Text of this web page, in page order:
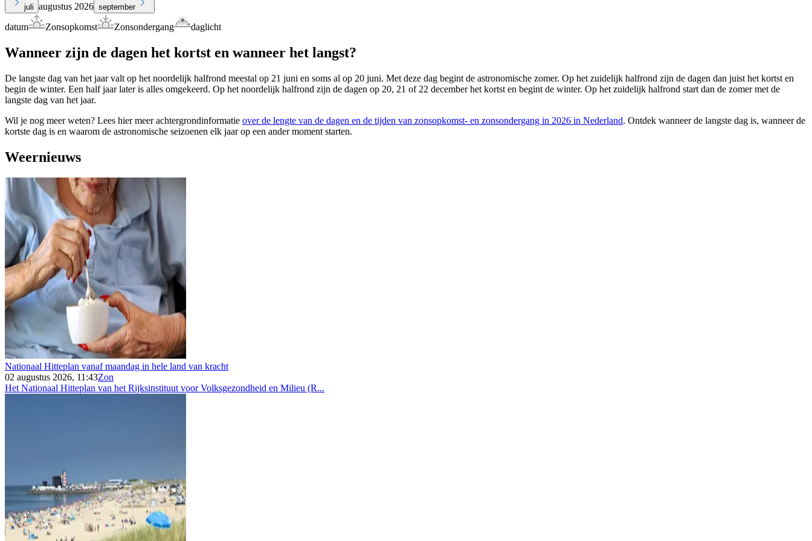
juli augustus 2026 september
datum Zonsopkomst Zonsondergang daglicht
Wanneer zijn de dagen het kortst en wanneer het langst?
De langste dag van het jaar valt op het noordelijk halfrond meestal op 21 juni en soms al op 20 juni. Met deze dag begint de astronomische zomer. Op het zuidelijk halfrond zijn de dagen dan juist het kortst en
begin de winter. Een half jaar later is alles omgekeerd. Op het noordelijk halfrond zijn de dagen op 20, 21 of 22 december het kortst en begint de winter. Op het zuidelijk halfrond start dan de zomer met de
langste dag van het jaar.
Wil je nog meer weten? Lees hier meer achtergrondinformatie over de lengte van de dagen en de tijden van zonsopkomst- en zonsondergang in 2026 in Nederland. Ontdek wanneer de langste dag is, wanneer de
kortste dag is en waarom de astronomische seizoenen elk jaar op een ander moment starten.
Weernieuws
Nationaal Hitteplan vanaf maandag in hele land van kracht
02 augustus 2026, 11:43Zon
Het Nationaal Hitteplan van het Rijksinstituut voor Volksgezondheid en Milieu (R...